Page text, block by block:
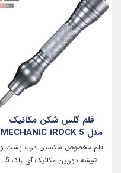
قلم گلس شکن مکانيک
مدل MECHANIC iROCK 5
قلم مخصوص شکستن درب پشت و
شیشه دوربین مکانیک آی راک 5